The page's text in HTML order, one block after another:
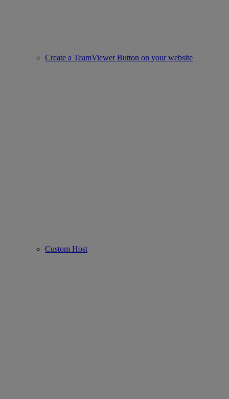
Create a TeamViewer Button on your website
Custom Host